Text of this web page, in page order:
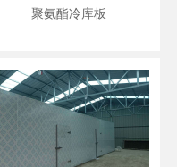
聚氨酯冷库板